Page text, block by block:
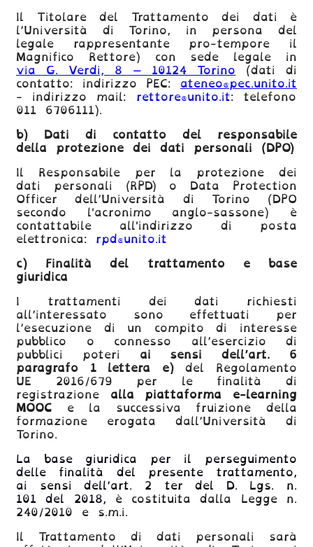
Il Titolare del Trattamento dei dati è
l’Università di Torino, in persona del
legale rappresentante pro-tempore il
Magnifico Rettore) con sede legale in
via G. Verdi, 8 – 10124 Torino (dati di
contatto: indirizzo PEC: ateneo@pec.unito.it
- indirizzo mail: rettore@unito.it: telefono
011 6706111).
b) Dati di contatto del responsabile
della protezione dei dati personali (DPO)
Il Responsabile per la protezione dei
dati personali (RPD) o Data Protection
Officer dell’Università di Torino (DPO
secondo l'acronimo anglo-sassone) è
contattabile all'indirizzo di posta
elettronica: rpd@unito.it
c) Finalità del trattamento e base
giuridica
I trattamenti dei dati richiesti
all’interessato sono effettuati
per
l’esecuzione di un compito di interesse
pubblico o connesso all’esercizio di
pubblici poteri ai sensi dell’art. 6
paragrafo 1 lettera e)del Regolamento
UE 2016/679 per le finalità di
registrazione alla piattaforma e-learning
MOOC e la successiva fruizione della
formazione erogata dall’Università di
Torino.
La base giuridica per il perseguimento
delle finalità del presente trattamento,
ai sensi dell’art. 2 ter del D. Lgs. n.
101 del 2018, è costituita dalla Legge n.
240/2010 e s.m.i.
Il Trattamento di dati personali sarà